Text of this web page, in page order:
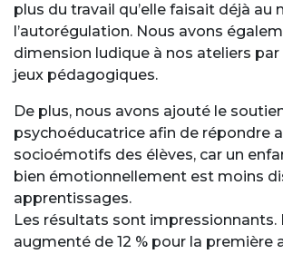
plus du travail qu’elle faisait déjà au
l’autorégulation. Nous avons
dimension ludique à nos ateliers par
jeux pédagogiques.
De plus, nous avons ajouté le
psychoéducatrice afin de répondre
socioémotifs des élèves, car un
bien émotionnellement est moins
apprentissages.
Les résultats sont impressionnants.
augmenté de 12 % pour la première